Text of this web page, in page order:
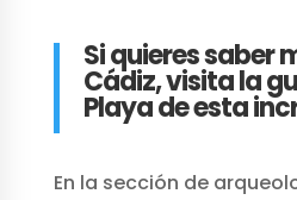
Si quieres saber
Cádiz, visita la
Playa de esta
En la sección de